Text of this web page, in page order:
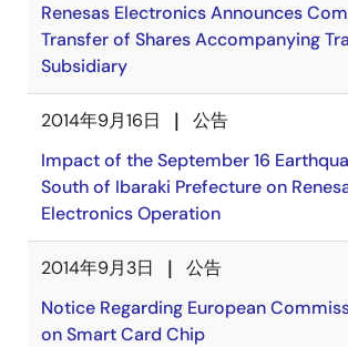
Renesas Electronics Announces
Transfer of Shares Accompanying
Subsidiary
2014年9月16日
公告
Impact of the September 16
South of Ibaraki Prefecture on
Electronics Operation
2014年9月3日
公告
Notice Regarding European
on Smart Card Chip